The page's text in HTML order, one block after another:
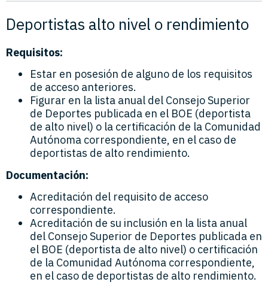
Deportistas alto nivel o rendimiento
Requisitos:
Estar en posesión de alguno de los requisitos
de acceso anteriores.
Figurar en la lista anual del Consejo Superior
de Deportes publicada en el BOE (deportista
de alto nivel) o la certificación de la Comunidad
Autónoma correspondiente, en el caso de
deportistas de alto rendimiento.
Documentación:
Acreditación del requisito de acceso
correspondiente.
Acreditación de su inclusión en la lista anual
del Consejo Superior de Deportes publicada en
el BOE (deportista de alto nivel) o certificación
de la Comunidad Autónoma correspondiente,
en el caso de deportistas de alto rendimiento.